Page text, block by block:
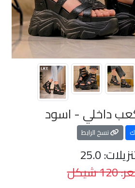
داخلي - اسود
نسخ الرابط
25.0
شيكل